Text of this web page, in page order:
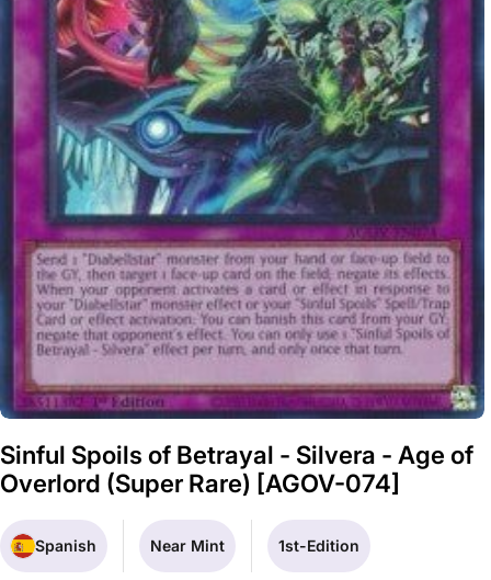
Sinful Spoils of Betrayal - Silvera - Age of
Overlord (Super Rare) [AGOV-074]
Spanish Near Mint 1st-Edition